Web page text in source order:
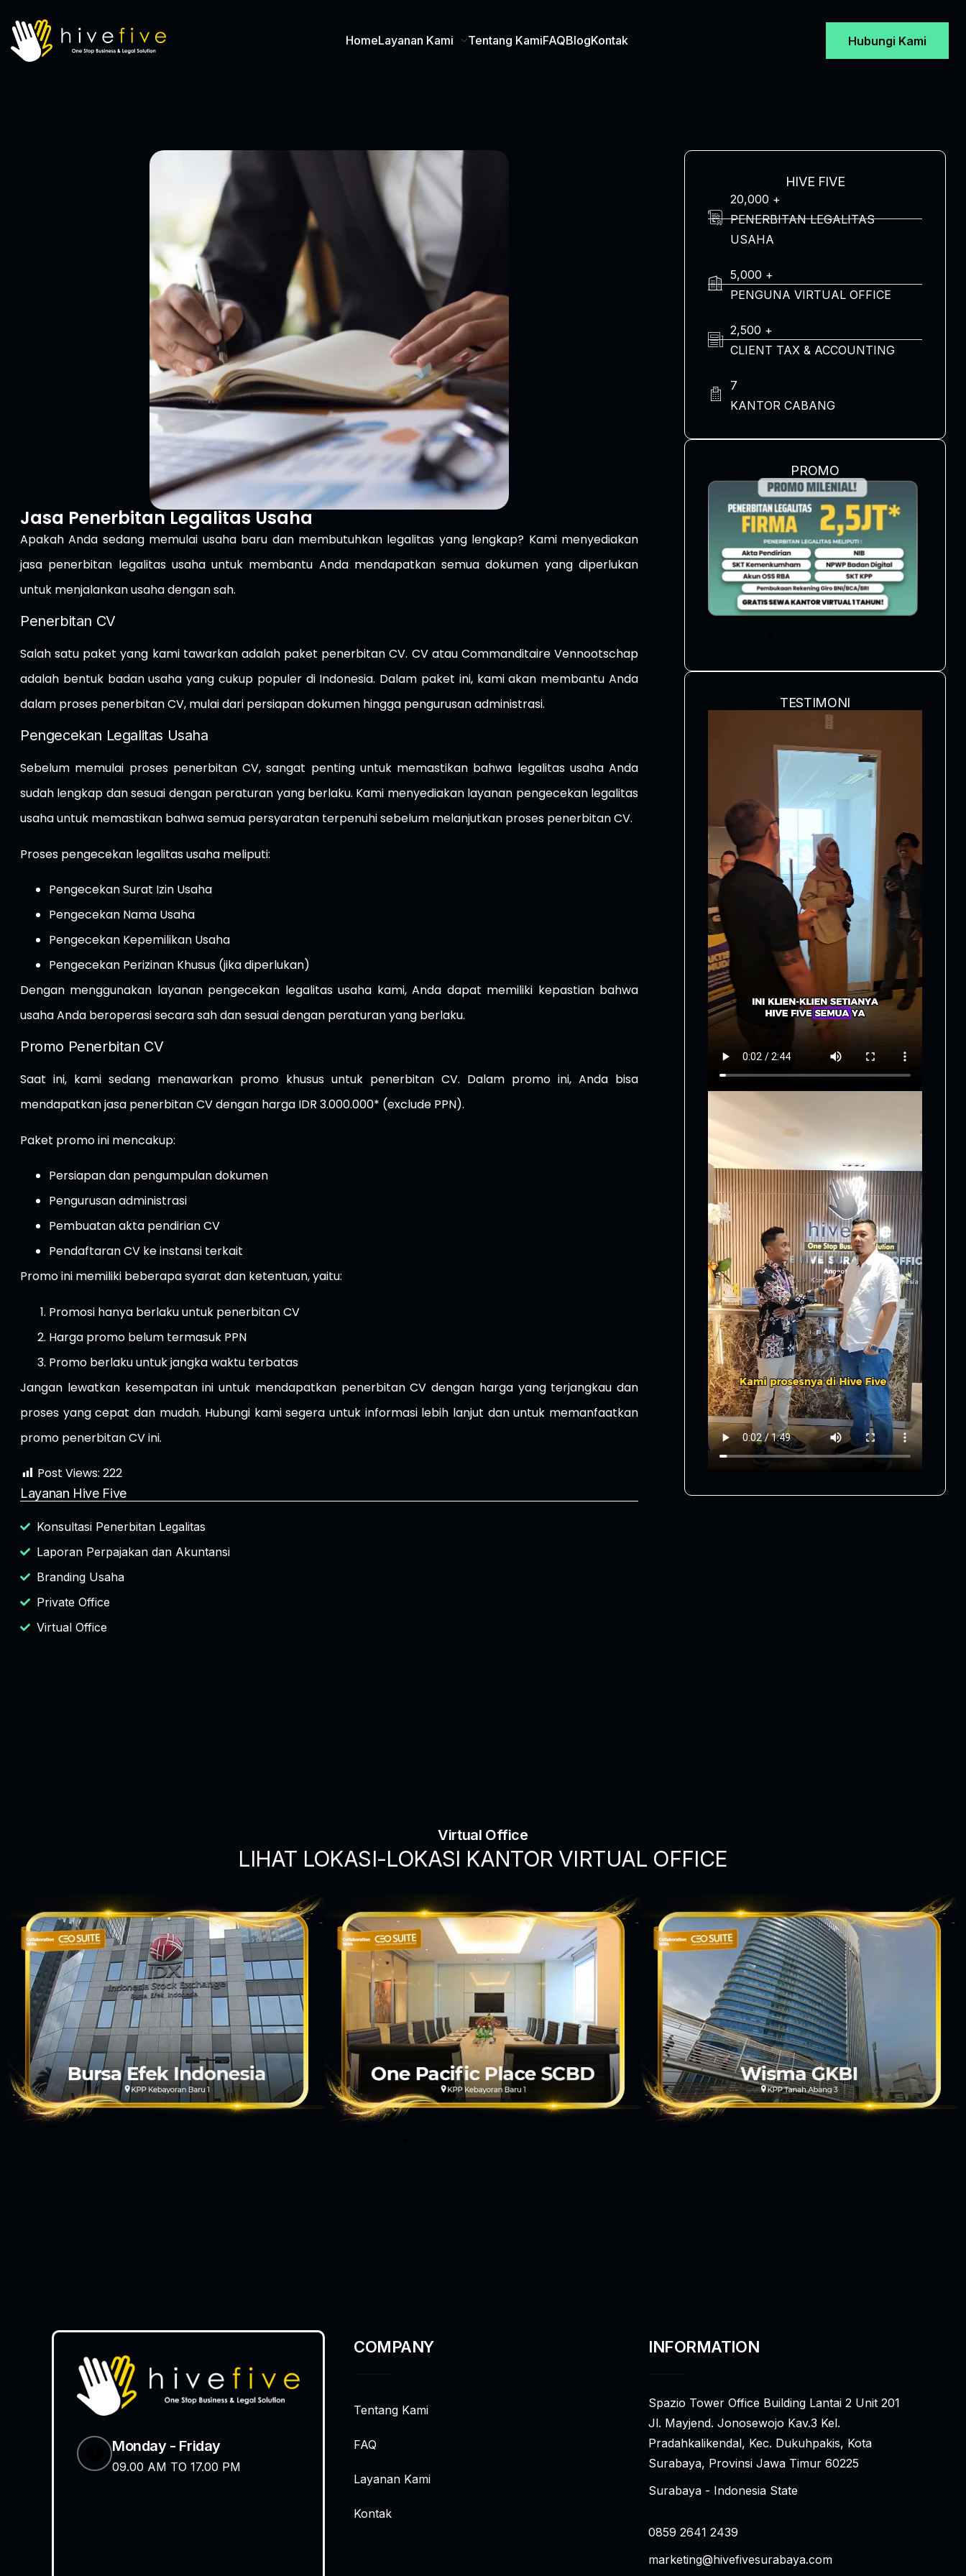
HomeLayanan Kami Tentang KamiFAQBlogKontak Hubungi Kami
Jasa Penerbitan Legalitas Usaha
Apakah Anda sedang memulai usaha baru dan membutuhkan legalitas yang lengkap? Kami menyediakan
jasa penerbitan legalitas usaha untuk membantu Anda mendapatkan semua dokumen yang diperlukan
untuk menjalankan usaha dengan sah.
Penerbitan CV
Salah satu paket yang kami tawarkan adalah paket penerbitan CV. CV atau Commanditaire Vennootschap
adalah bentuk badan usaha yang cukup populer di Indonesia. Dalam paket ini, kami akan membantu Anda
dalam proses penerbitan CV, mulai dari persiapan dokumen hingga pengurusan administrasi.
Pengecekan Legalitas Usaha
Sebelum memulai proses penerbitan CV, sangat penting untuk memastikan bahwa legalitas usaha Anda
sudah lengkap dan sesuai dengan peraturan yang berlaku. Kami menyediakan layanan pengecekan legalitas
usaha untuk memastikan bahwa semua persyaratan terpenuhi sebelum melanjutkan proses penerbitan CV.
Proses pengecekan legalitas usaha meliputi:
Pengecekan Surat Izin Usaha
Pengecekan Nama Usaha
Pengecekan Kepemilikan Usaha
Pengecekan Perizinan Khusus (jika diperlukan)
Dengan menggunakan layanan pengecekan legalitas usaha kami, Anda dapat memiliki kepastian bahwa
usaha Anda beroperasi secara sah dan sesuai dengan peraturan yang berlaku.
Promo Penerbitan CV
Saat ini, kami sedang menawarkan promo khusus untuk penerbitan CV. Dalam promo ini, Anda bisa
mendapatkan jasa penerbitan CV dengan harga IDR 3.000.000* (exclude PPN).
Paket promo ini mencakup:
Persiapan dan pengumpulan dokumen
Pengurusan administrasi
Pembuatan akta pendirian CV
Pendaftaran CV ke instansi terkait
Promo ini memiliki beberapa syarat dan ketentuan, yaitu:
Promosi hanya berlaku untuk penerbitan CV
Harga promo belum termasuk PPN
Promo berlaku untuk jangka waktu terbatas
Jangan lewatkan kesempatan ini untuk mendapatkan penerbitan CV dengan harga yang terjangkau dan
proses yang cepat dan mudah. Hubungi kami segera untuk informasi lebih lanjut dan untuk memanfaatkan
promo penerbitan CV ini.
Post Views: 222
Layanan Hive Five
Konsultasi Penerbitan Legalitas
Laporan Perpajakan dan Akuntansi
Branding Usaha
Private Office
Virtual Office
HIVE FIVE
20,000 +
PENERBITAN LEGALITAS
USAHA
5,000 +
PENGUNA VIRTUAL OFFICE
2,500 +
CLIENT TAX & ACCOUNTING
7
KANTOR CABANG
PROMO
TESTIMONI
Virtual Office
LIHAT LOKASI-LOKASI KANTOR VIRTUAL OFFICE
Monday - Friday
09.00 AM TO 17.00 PM
COMPANY
Tentang Kami
FAQ
Layanan Kami
Kontak
INFORMATION
Spazio Tower Office Building Lantai 2 Unit 201
Jl. Mayjend. Jonosewojo Kav.3 Kel.
Pradahkalikendal, Kec. Dukuhpakis, Kota
Surabaya, Provinsi Jawa Timur 60225
Surabaya - Indonesia State
0859 2641 2439
marketing@hivefivesurabaya.com